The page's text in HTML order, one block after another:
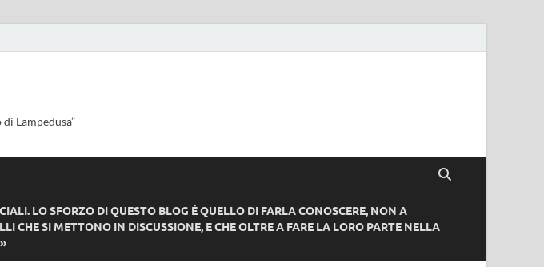
Lampedusa”
LO SFORZO DI QUESTO BLOG È QUELLO DI FARLA CONOSCERE, NON A
CHE SI METTONO IN DISCUSSIONE, E CHE OLTRE A FARE LA LORO PARTE NELLA